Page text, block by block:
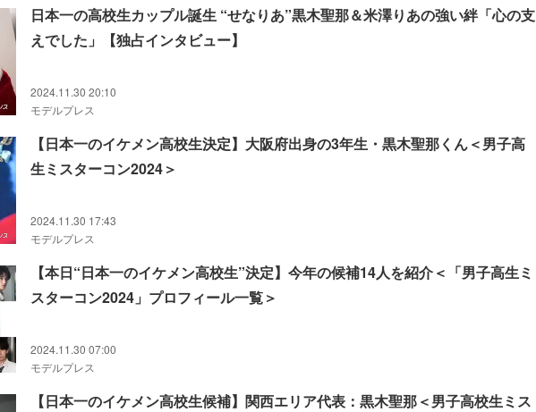
日本一の高校生カップル誕生 “せなりあ”黒木聖那＆米澤りあの強い絆「心の支
えでした」【独占インタビュー】
2024.11.30 20:10
モデルプレス
【日本一のイケメン高校生決定】大阪府出身の3年生・黒木聖那くん＜男子高
生ミスターコン2024＞
2024.11.30 17:43
モデルプレス
【本日“日本一のイケメン高校生”決定】今年の候補14人を紹介＜「男子高生ミ
スターコン2024」プロフィール一覧＞
2024.11.30 07:00
モデルプレス
【日本一のイケメン高校生候補】関西エリア代表：黒木聖那＜男子高校生ミス